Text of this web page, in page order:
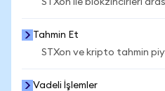
STXon ile blokzincirleri
Tahmin Et
STXon ve kripto tahmin
Vadeli İşlemler